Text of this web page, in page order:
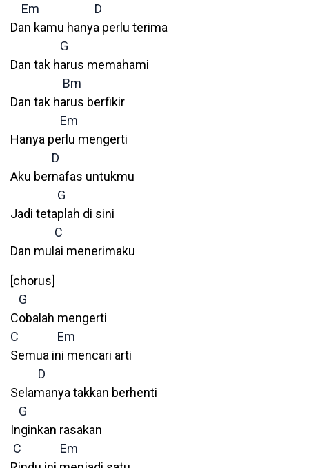
Em
D
Dan kamu hanya perlu terima
G
Dan tak harus memahami
Bm
Dan tak harus berfikir
Em
Hanya perlu mengerti
D
Aku bernafas untukmu
G
Jadi tetaplah di sini
C
Dan mulai menerimaku
[chorus]
G
Cobalah mengerti
C
Em
Semua ini mencari arti
D
Selamanya takkan berhenti
G
Inginkan rasakan
C
Em